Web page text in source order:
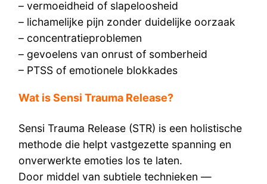
– vermoeidheid of slapeloosheid
– lichamelijke pijn zonder duidelijke oorzaak
– concentratieproblemen
– gevoelens van onrust of somberheid
– PTSS of emotionele blokkades
Wat is Sensi Trauma Release?
Sensi Trauma Release (STR) is een holistische
methode die helpt vastgezette spanning en
onverwerkte emoties los te laten.
Door middel van subtiele technieken —